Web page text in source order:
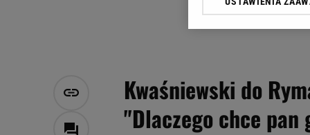
Kwaśniewski do
"Dlaczego chce
Klikając „Akceptuję”
Zaufanych Partnerów i
My, nasi Zaufani
Użycie dokładnych
Przechowywanie